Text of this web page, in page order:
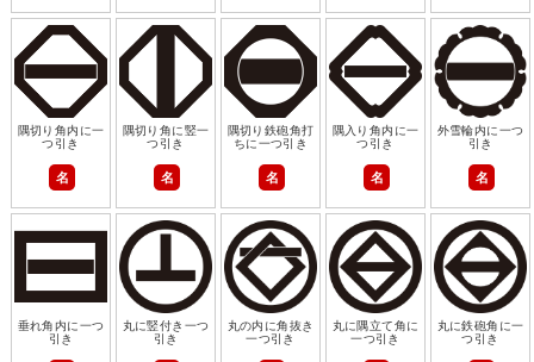
隅切り角内に一
つ引き
名
隅切り角に竪一
つ引き
名
隅切り鉄砲角打
ちに一つ引き
名
隅入り角内に一
つ引き
名
外雪輪内に一つ
引き
名
垂れ角内に一つ
引き
丸に竪付き一つ
引き
丸の内に角抜き
一つ引き
丸に隅立て角に
一つ引き
丸に鉄砲角に一
つ引き